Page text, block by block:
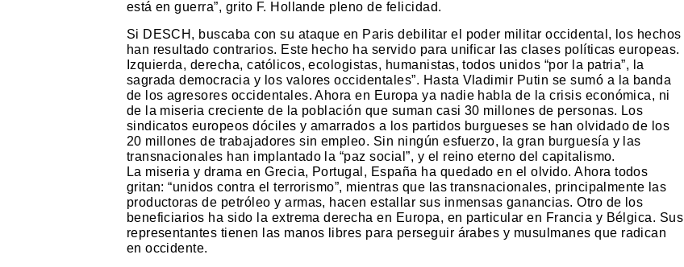
está en guerra”, grito F. Hollande pleno de felicidad.
Si DESCH, buscaba con su ataque en Paris debilitar el poder militar occidental, los hechos
han resultado contrarios. Este hecho ha servido para unificar las clases políticas europeas.
Izquierda, derecha, católicos, ecologistas, humanistas, todos unidos “por la patria”, la
sagrada democracia y los valores occidentales”. Hasta Vladimir Putin se sumó a la banda
de los agresores occidentales. Ahora en Europa ya nadie habla de la crisis económica, ni
de la miseria creciente de la población que suman casi 30 millones de personas. Los
sindicatos europeos dóciles y amarrados a los partidos burgueses se han olvidado de los
20 millones de trabajadores sin empleo. Sin ningún esfuerzo, la gran burguesía y las
transnacionales han implantado la “paz social”, y el reino eterno del capitalismo.
La miseria y drama en Grecia, Portugal, España ha quedado en el olvido. Ahora todos
gritan: “unidos contra el terrorismo”, mientras que las transnacionales, principalmente las
productoras de petróleo y armas, hacen estallar sus inmensas ganancias. Otro de los
beneficiarios ha sido la extrema derecha en Europa, en particular en Francia y Bélgica. Sus
representantes tienen las manos libres para perseguir árabes y musulmanes que radican
en occidente.